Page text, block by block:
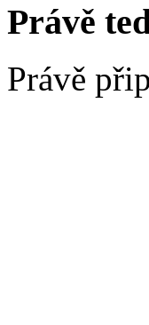
Právě
Právě